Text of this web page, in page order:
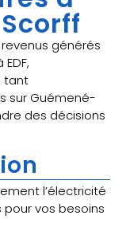
générés
tant
sur Guémené-
des décisions
l’électricité
vos besoins